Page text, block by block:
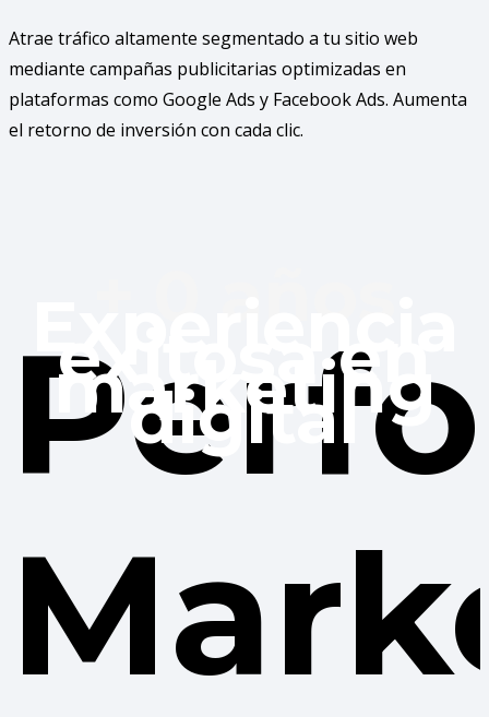
Atrae tráfico altamente segmentado a tu sitio web
mediante campañas publicitarias optimizadas en
plataformas como Google Ads y Facebook Ads. Aumenta
el retorno de inversión con cada clic.
exitosa en
marketing
digital